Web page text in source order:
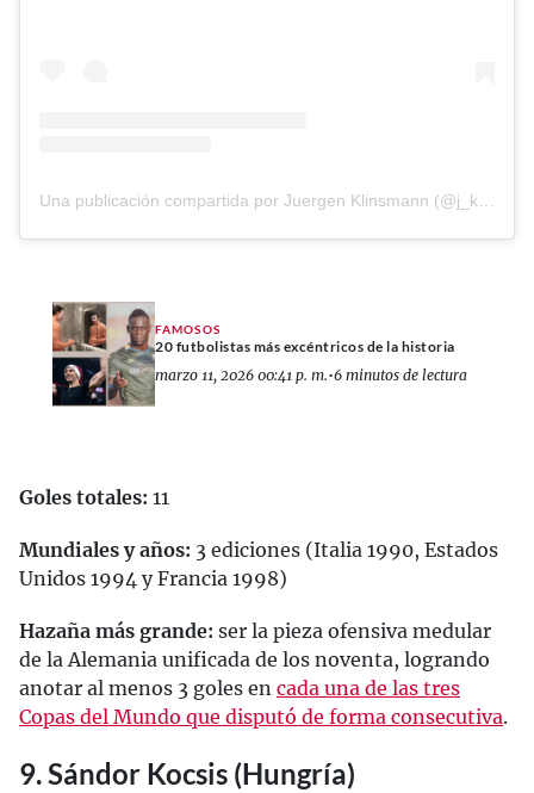
Una publicación compartida por Juergen Klinsmann (@j_klinsmann)
FAMOSOS
20 futbolistas más excéntricos de la historia
marzo 11, 2026 00:41 p. m.•6 minutos de lectura
Goles totales: 11
Mundiales y años: 3 ediciones (Italia 1990, Estados
Unidos 1994 y Francia 1998)
Hazaña más grande: ser la pieza ofensiva medular
de la Alemania unificada de los noventa, logrando
anotar al menos 3 goles en cada una de las tres
Copas del Mundo que disputó de forma consecutiva.
9. Sándor Kocsis (Hungría)